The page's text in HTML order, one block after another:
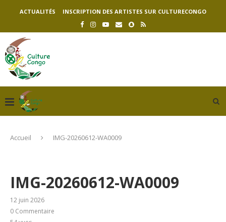
ACTUALITÉS INSCRIPTION DES ARTISTES SUR CULTURECONGO
Accueil IMG-20260612-WA0009
IMG-20260612-WA0009
12 juin 2026
0 Commentaire